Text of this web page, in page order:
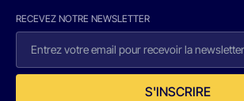
RECEVEZ NOTRE NEWSLETTER
S'INSCRIRE